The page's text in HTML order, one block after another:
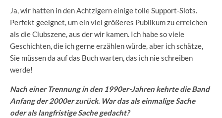
Ja, wir hatten in den Achtzigern einige tolle Support-Slots.
Perfekt geeignet, um ein viel größeres Publikum zu erreichen
als die Clubszene, aus der wir kamen. Ich habe so viele
Geschichten, die ich gerne erzählen würde, aber ich schätze,
Sie müssen da auf das Buch warten, das ich nie schreiben
werde!
Nach einer Trennung in den 1990er-Jahren kehrte die Band
Anfang der 2000er zurück. War das als einmalige Sache
oder als langfristige Sache gedacht?